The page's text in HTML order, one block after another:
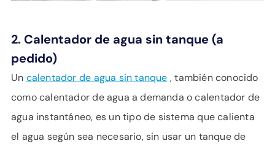
2. Calentador de agua sin tanque (a
pedido)
Un calentador de agua sin tanque , también conocido
como calentador de agua a demanda o calentador de
agua instantáneo, es un tipo de sistema que calienta
el agua según sea necesario, sin usar un tanque de